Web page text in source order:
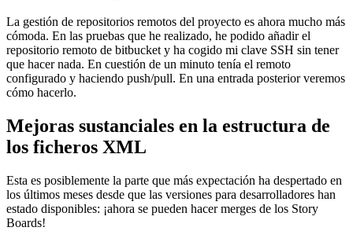
La gestión de repositorios remotos del proyecto es ahora mucho más
cómoda. En las pruebas que he realizado, he podido añadir el
repositorio remoto de bitbucket y ha cogido mi clave SSH sin tener
que hacer nada. En cuestión de un minuto tenía el remoto
configurado y haciendo push/pull. En una entrada posterior veremos
cómo hacerlo.
Mejoras sustanciales en la estructura de
los ficheros XML
Esta es posiblemente la parte que más expectación ha despertado en
los últimos meses desde que las versiones para desarrolladores han
estado disponibles: ¡ahora se pueden hacer merges de los Story
Boards!